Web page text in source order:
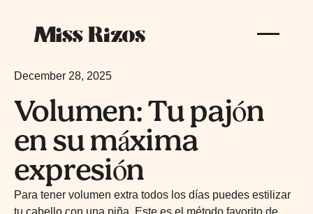
December 28, 2025
Volumen: Tu pajón
en su máxima
expresión
Para tener volumen extra todos los días puedes estilizar